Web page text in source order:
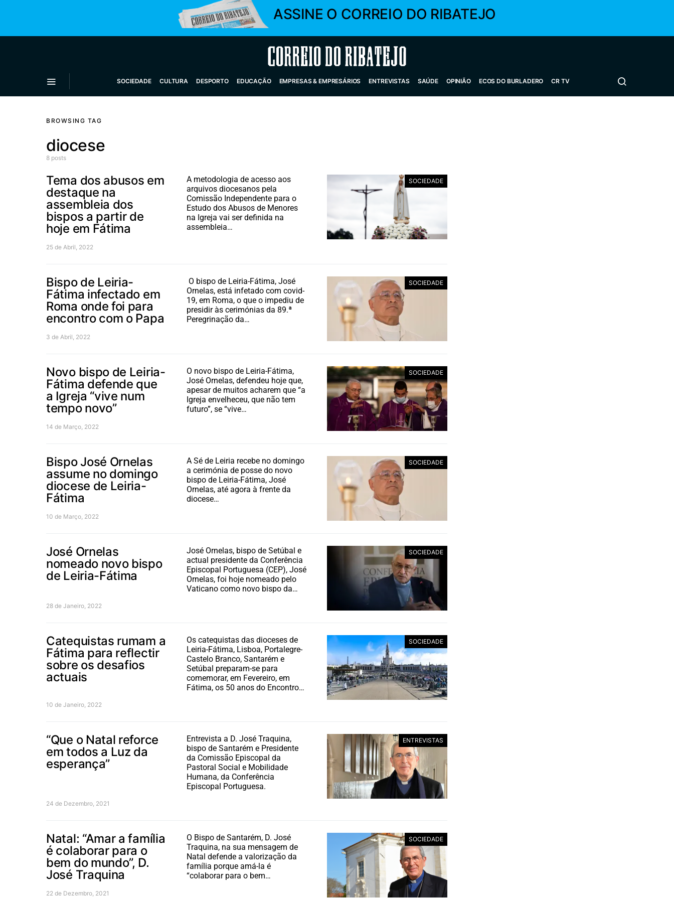
ASSINE O CORREIO DO RIBATEJO
Correio do Ribatejo
SOCIEDADE CULTURA DESPORTO EDUCAÇÃO EMPRESAS & EMPRESÁRIOS ENTREVISTAS SAÚDE OPINIÃO ECOS DO BURLADERO CR TV
BROWSING TAG
diocese
8 posts
SOCIEDADE
Tema dos abusos em
destaque na
assembleia dos
bispos a partir de
hoje em Fátima
A metodologia de acesso aos
arquivos diocesanos pela
Comissão Independente para o
Estudo dos Abusos de Menores
na Igreja vai ser definida na
assembleia…
25 de Abril, 2022
SOCIEDADE
Bispo de Leiria-
Fátima infectado em
Roma onde foi para
encontro com o Papa
O bispo de Leiria-Fátima, José
Ornelas, está infetado com covid-
19, em Roma, o que o impediu de
presidir às cerimónias da 89.ª
Peregrinação da…
3 de Abril, 2022
SOCIEDADE
Novo bispo de Leiria-
Fátima defende que
a Igreja “vive num
tempo novo”
O novo bispo de Leiria-Fátima,
José Ornelas, defendeu hoje que,
apesar de muitos acharem que “a
Igreja envelheceu, que não tem
futuro”, se “vive…
14 de Março, 2022
SOCIEDADE
Bispo José Ornelas
assume no domingo
diocese de Leiria-
Fátima
A Sé de Leiria recebe no domingo
a cerimónia de posse do novo
bispo de Leiria-Fátima, José
Ornelas, até agora à frente da
diocese…
10 de Março, 2022
SOCIEDADE
José Ornelas
nomeado novo bispo
de Leiria-Fátima
José Ornelas, bispo de Setúbal e
actual presidente da Conferência
Episcopal Portuguesa (CEP), José
Ornelas, foi hoje nomeado pelo
Vaticano como novo bispo da…
28 de Janeiro, 2022
SOCIEDADE
Catequistas rumam a
Fátima para reflectir
sobre os desafios
actuais
Os catequistas das dioceses de
Leiria-Fátima, Lisboa, Portalegre-
Castelo Branco, Santarém e
Setúbal preparam-se para
comemorar, em Fevereiro, em
Fátima, os 50 anos do Encontro…
10 de Janeiro, 2022
ENTREVISTAS
“Que o Natal reforce
em todos a Luz da
esperança”
Entrevista a D. José Traquina,
bispo de Santarém e Presidente
da Comissão Episcopal da
Pastoral Social e Mobilidade
Humana, da Conferência
Episcopal Portuguesa.
24 de Dezembro, 2021
SOCIEDADE
Natal: “Amar a família
é colaborar para o
bem do mundo”, D.
José Traquina
O Bispo de Santarém, D. José
Traquina, na sua mensagem de
Natal defende a valorização da
família porque amá-la é
“colaborar para o bem…
22 de Dezembro, 2021